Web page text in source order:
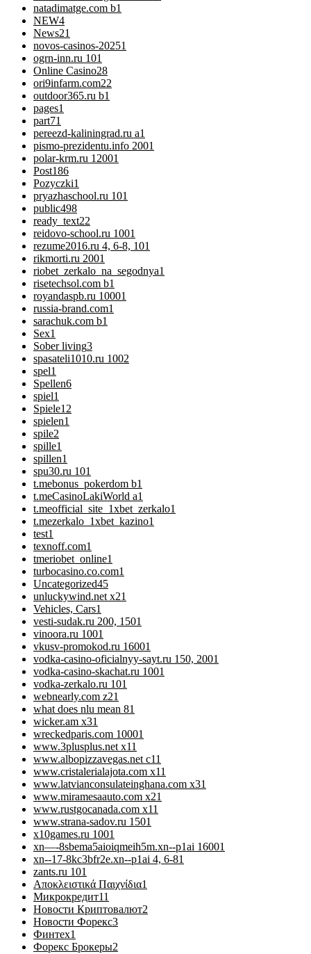
natadimatge.com b1
NEW4
News21
novos-casinos-20251
ogrn-inn.ru 101
Online Casino28
ori9infarm.com22
outdoor365.ru b1
pages1
part71
pereezd-kaliningrad.ru a1
pismo-prezidentu.info 2001
polar-krm.ru 12001
Post186
Pozyczki1
pryazhaschool.ru 101
public498
ready_text22
reidovo-school.ru 1001
rezume2016.ru 4, 6-8, 101
rikmorti.ru 2001
riobet_zerkalo_na_segodnya1
risetechsol.com b1
royandaspb.ru 10001
russia-brand.com1
sarachuk.com b1
Sex1
Sober living3
spasateli1010.ru 1002
spel1
Spellen6
spiel1
Spiele12
spielen1
spile2
spille1
spillen1
spu30.ru 101
t.mebonus_pokerdom b1
t.meCasinoLakiWorld a1
t.meofficial_site_1xbet_zerkalo1
t.mezerkalo_1xbet_kazino1
test1
texnoff.com1
tmeriobet_online1
turbocasino.co.com1
Uncategorized45
unluckywind.net x21
Vehicles, Cars1
vesti-sudak.ru 200, 1501
vinoora.ru 1001
vkusv-promokod.ru 16001
vodka-casino-oficialnyy-sayt.ru 150, 2001
vodka-casino-skachat.ru 1001
vodka-zerkalo.ru 101
webnearly.com z21
what does nlu mean 81
wicker.am x31
wreckedparis.com 10001
www.3plusplus.net x11
www.albopizzavegas.net c11
www.cristalerialajota.com x11
www.latvianconsulateinghana.com x31
www.miramesaauto.com x21
www.rustgocanada.com x11
www.strana-sadov.ru 1501
x10games.ru 1001
xn—-8sbema5aioiqmeih5m.xn--p1ai 16001
xn--17-8kc3bfr2e.xn--p1ai 4, 6-81
zants.ru 101
Αποκλειστικά Παιχνίδια1
Микрокредит11
Новости Криптовалют2
Новости Форекс3
Финтех1
Форекс Брокеры2